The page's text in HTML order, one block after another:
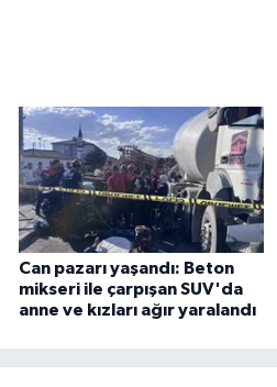
Can pazarı yaşandı: Beton
mikseri ile çarpışan SUV'da
anne ve kızları ağır yaralandı